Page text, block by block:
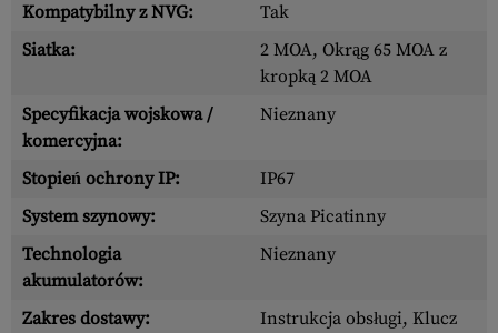
Kompatybilny z NVG:
Tak
Siatka:
2 MOA, Okrąg 65 MOA z
kropką 2 MOA
Specyfikacja wojskowa /
komercyjna:
Nieznany
Stopień ochrony IP:
IP67
System szynowy:
Szyna Picatinny
Technologia
akumulatorów:
Nieznany
Zakres dostawy:
Instrukcja obsługi, Klucz